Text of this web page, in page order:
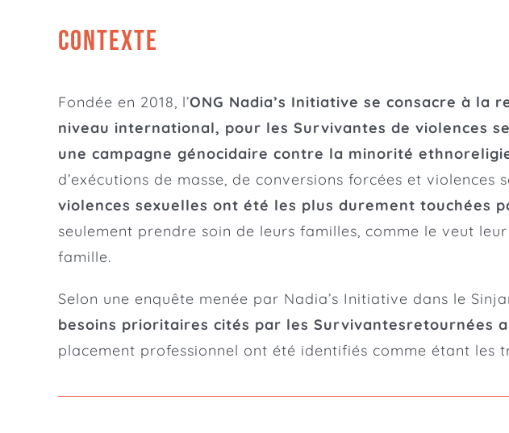
CONTEXTE
Fondée en 2018, l’ONG Nadia’s Initiative se consacre à la
niveau international, pour les Survivantes de violences
une campagne génocidaire contre la minorité
d’exécutions de masse, de conversions forcées et violences
violences sexuelles ont été les plus durement touchées
seulement prendre soin de leurs familles, comme le veut
famille.
Selon une enquête menée par Nadia’s Initiative dans le
besoins prioritaires cités par les Survivantesretournées
placement professionnel ont été identifiés comme étant les